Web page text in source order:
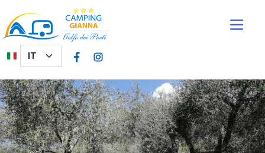
Salta al contenuto principale
Select your language